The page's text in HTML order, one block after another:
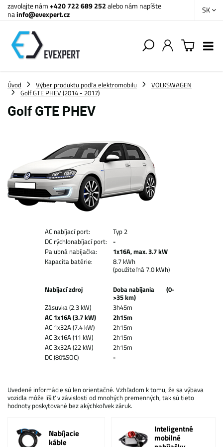
zavolajte nám+420 722 689 252alebo nám napíšte
nainfo@evexpert.cz SK
Úvod Výber produktu podľa elektromobilu
VOLKSWAGEN
Golf GTE PHEV (2014 - 2017)
Golf GTE PHEV
AC nabíjací port:
Typ 2
DC rýchlonabíjací port:
-
Palubná nabíjačka:
1x16A, max. 3.7 kW
Kapacita batérie:
8.7 kWh
(použiteľná 7.0 kWh)
Nabíjací zdroj
Doba nabíjania (0-
>35 km)
Zásuvka (2.3 kW)
3h45m
AC 1x16A (3.7 kW)
2h15m
AC 1x32A (7.4 kW)
2h15m
AC 3x16A (11 kW)
2h15m
AC 3x32A (22 kW)
2h15m
DC (80%SOC)
-
Uvedené informácie sú len orientačné. Vzhľadom k tomu, že sa výbava
vozidla môže líšiť v závislosti od mnohých premenných, tak sú tieto
hodnoty poskytované bez akýchkoľvek záruk.
Nabíjacie
káble
Inteligentné
mobilné